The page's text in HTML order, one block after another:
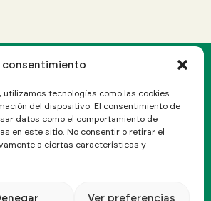
consentimiento
tecnologías como las cookies
del dispositivo. El consentimiento de
datos como el comportamiento de
en este sitio. No consentir o retirar el
a ciertas características y
Ver preferencias
Aragón 208, Ático 4º
Barcelona, España
llegar
T: (+34) 934 513 155